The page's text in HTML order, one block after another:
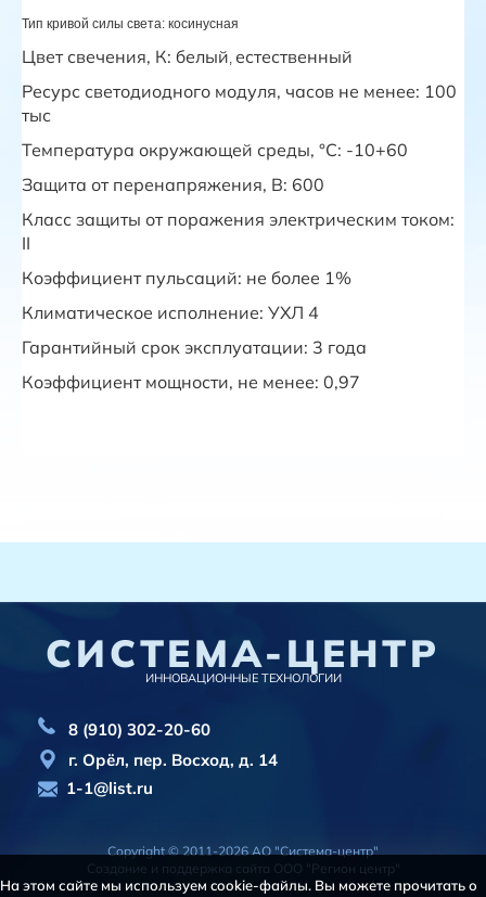
Тип кривой силы света: косинусная
Цвет свечения, К: белый, естественный
Ресурс светодиодного модуля, часов не менее: 100
тыс
Температура окружающей среды, °С: -10+60
Защита от перенапряжения, В: 600
Класс защиты от поражения электрическим током:
II
Коэффициент пульсаций: не более 1%
Климатическое исполнение: УХЛ 4
Гарантийный срок эксплуатации: 3 года
Коэффициент мощности, не менее: 0,97
СИСТЕМА-ЦЕНТР
ИННОВАЦИОННЫЕ ТЕХНОЛОГИИ
8 (910) 302-20-60
г. Орёл, пер. Восход, д. 14
1-1@list.ru
Copyright © 2011-2026 АО "Система-центр"
Создание и поддержка сайта ООО "Регион центр"
На этом сайте мы используем cookie-файлы. Вы можете прочитать о